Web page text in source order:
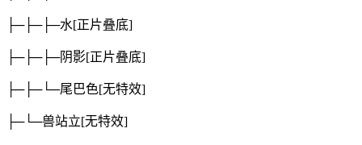
├─├─├─水[正片叠底]
├─├─├─阴影[正片叠底]
├─├─└─尾巴色[无特效]
├─└─兽站立[无特效]